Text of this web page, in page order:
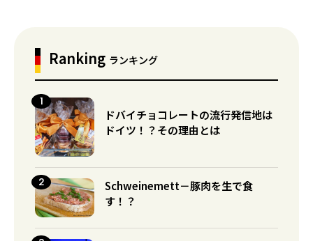
Ranking ランキング
ドバイチョコレートの流行発信地は
ドイツ！？その理由とは
Schweinemett－豚肉を生で食
す！？